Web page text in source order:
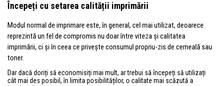
Începeți cu setarea calității imprimării
Modul normal de imprimare este, în general, cel mai utilizat, deoarece
reprezintă un fel de compromis nu doar între viteza și calitatea
imprimării, ci și în ceea ce privește consumul propriu-zis de cerneală sau
toner.
Dar dacă doriți să economisiți mai mult, ar trebui să începeți să utilizați
cât mai des posibil, în limita posibilităților, o calitate mai scăzută a